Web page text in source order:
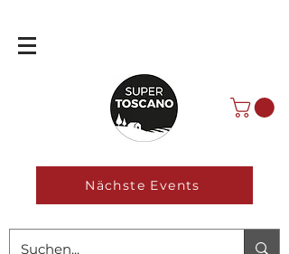
Nächste Events